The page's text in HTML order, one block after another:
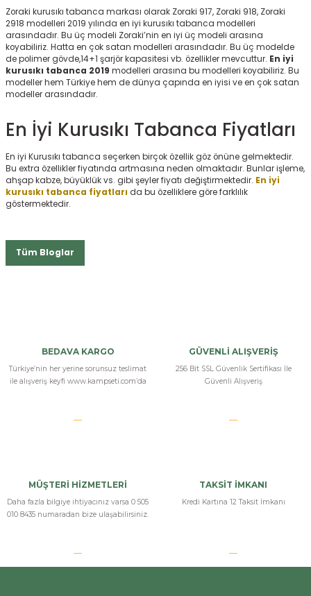
Zoraki kurusıkı tabanca markası olarak Zoraki 917, Zoraki 918, Zoraki
2918 modelleri 2019 yılında en iyi kurusıkı tabanca modelleri
arasındadır. Bu üç modeli Zoraki’nin en iyi üç modeli arasına
koyabiliriz. Hatta en çok satan modelleri arasındadır. Bu üç modelde
de polimer gövde,14+1 şarjör kapasitesi vb. özellikler mevcuttur. En iyi
kurusıkı tabanca 2019 modelleri arasına bu modelleri koyabiliriz. Bu
modeller hem Türkiye hem de dünya çapında en iyisi ve en çok satan
modeller arasındadır.
En İyi Kurusıkı Tabanca Fiyatları
En iyi Kurusıkı tabanca seçerken birçok özellik göz önüne gelmektedir.
Bu extra özellikler fiyatında artmasına neden olmaktadır. Bunlar işleme,
ahşap kabze, büyüklük vs. gibi şeyler fiyatı değiştirmektedir. En iyi
kurusıkı tabanca fiyatları da bu özelliklere göre farklılık
göstermektedir.
Tüm Bloglar
BEDAVA KARGO
Türkiye’nin her yerine sorunsuz teslimat
ile alışveriş keyfi www.kampseti.com’da
GÜVENLİ ALIŞVERİŞ
256 Bit SSL Güvenlik Sertifikası İle
Güvenli Alışveriş
MÜŞTERİ HİZMETLERİ
Daha fazla bilgiye ihtiyacınız varsa 0 505
010 8435 numaradan bize ulaşabilirsiniz.
TAKSİT İMKANI
Kredi Kartına 12 Taksit İmkanı